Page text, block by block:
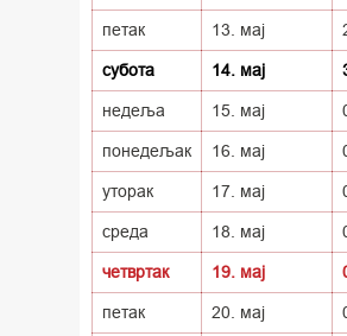
петак 13. мај
субота 14. мај
недеља 15. мај
понедељак 16. мај
уторак 17. мај
среда 18. мај
четвртак 19. мај
петак 20. мај